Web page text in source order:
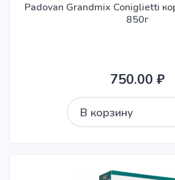
Padovan Grandmix Coniglietti
850г
750.00 ₽
В корзину